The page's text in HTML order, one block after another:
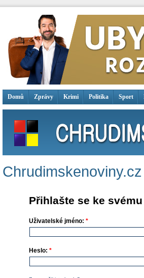
Domů Zprávy Krimi Politika Sport
Chrudimskenoviny.cz
Přihlašte se ke
Uživatelské jméno:*
Heslo:*